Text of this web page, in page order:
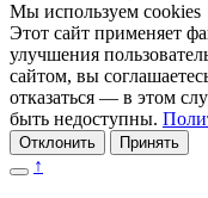
Мы используем cookies
Этот сайт применяет
улучшения
сайтом, вы
отказаться — в этом
быть недоступны.
Отклонить Принять
↑